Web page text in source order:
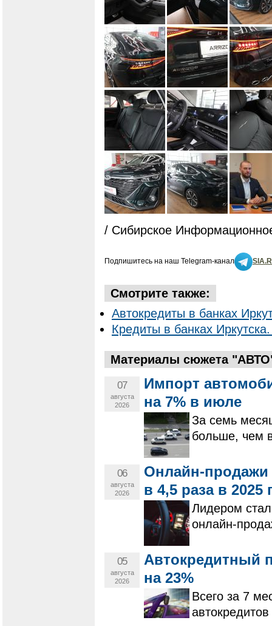
/ Сибирское
Подпишитесь на наш Telegram-канал
Смотрите также:
Автокредиты в банках
Кредиты в банках
Материалы сюжета
07
августа
2026
Импорт
на 7% в июле
За семь
больше, чем
06
августа
2026
Онлайн-
в 4,5 раза в 2025
Лидером
онлайн-
05
августа
2026
Автокредитный
на 23%
Всего за 7